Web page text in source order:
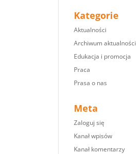
Kategorie
Aktualności
Archiwum aktualności
Edukacja i promocja
Praca
Prasa o nas
Meta
Zaloguj się
Kanał wpisów
Kanał komentarzy